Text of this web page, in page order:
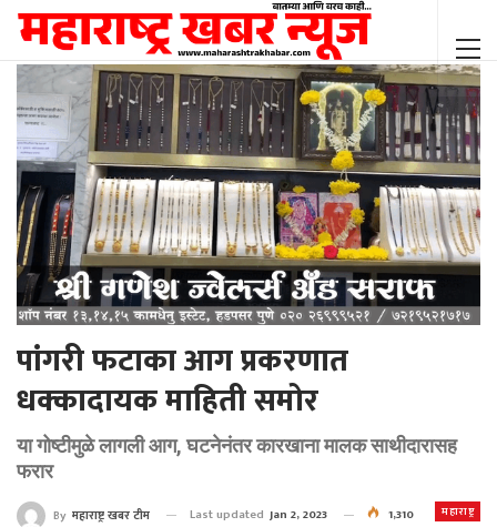
पांगरी फटाका आग प्रकरणात
धक्कादायक माहिती समोर
या गोष्टीमुळे लागली आग, घटनेनंतर कारखाना मालक साथीदारासह
फरार
महाराष्ट्र
By महाराष्ट्र खबर टीम Last updated Jan 2, 2023 1,310